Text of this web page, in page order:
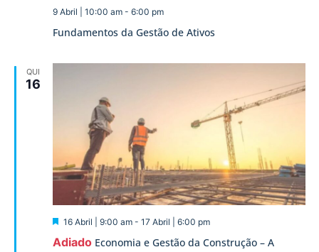
Fundamentos da Gestão de Ativos
9 Abril | 10:00 am- 6:00 pm
QUI
16
Adiado Economia e Gestão da Construção – A
Destaque
16 Abril | 9:00 am- 17 Abril | 6:00 pm